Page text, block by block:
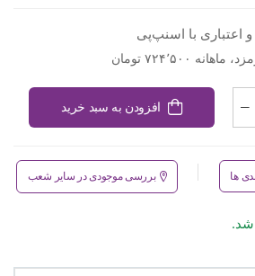
با اسنپ‌پی
افزودن به سبد خرید
ها بررسی موجودی در سایر شعب